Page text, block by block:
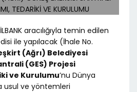
aracılığıyla temin edilen
ile yapılacak (İhale No.
(Ağrı) Belediyesi
(GES) Projesi
ve Kurulumu’nu Dünya
usul ve yöntemleri